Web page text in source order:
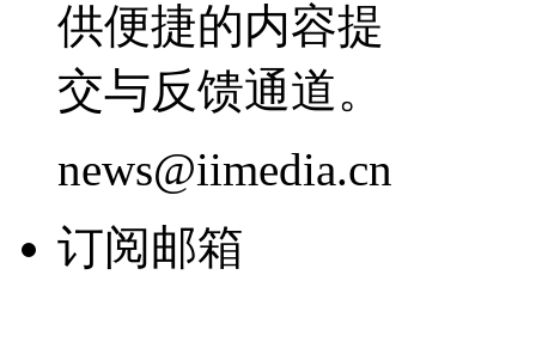
供便捷的内容提
交与反馈通道。
news@iimedia.cn
订阅邮箱